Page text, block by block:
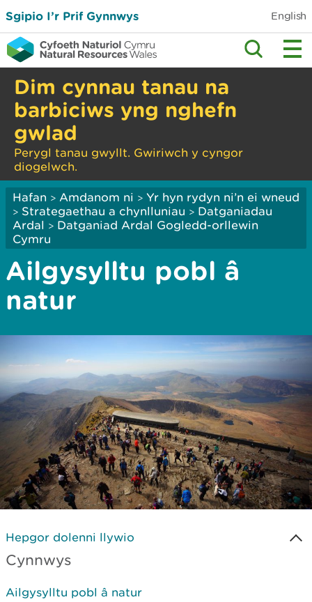
Sgipio I’r Prif Gynnwys English
Dim cynnau tanau na
barbiciws yng nghefn
gwlad
Perygl tanau gwyllt. Gwiriwch y cyngor
diogelwch.
Hafan > Amdanom ni > Yr hyn rydyn ni’n ei wneud
> Strategaethau a chynlluniau > Datganiadau
Ardal > Datganiad Ardal Gogledd-orllewin
Cymru
Ailgysylltu pobl â
natur
Hepgor dolenni llywio
Cynnwys
Ailgysylltu pobl â natur